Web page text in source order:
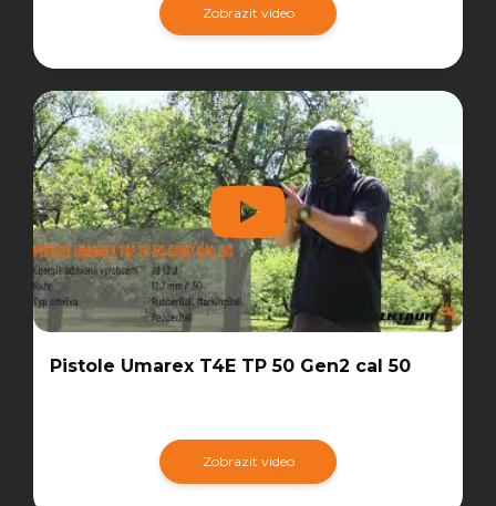
Zobrazit video
Pistole Umarex T4E TP 50 Gen2 cal 50
Zobrazit video